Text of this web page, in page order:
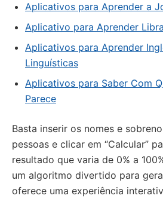
Aplicativos para Aprender a
Aplicativo para Aprender
Aplicativos para Aprender
Linguísticas
Aplicativos para Saber Com
Parece
Basta inserir os nomes e
pessoas e clicar em “Calcular”
resultado que varia de 0% a
um algoritmo divertido para
oferece uma experiência